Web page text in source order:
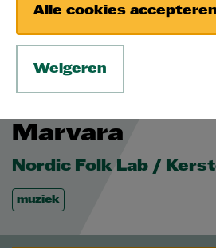
MA 7 DEC 2026
Marvara
Nordic Folk Lab /
muziek
Alle cookies accepteren
Weigeren